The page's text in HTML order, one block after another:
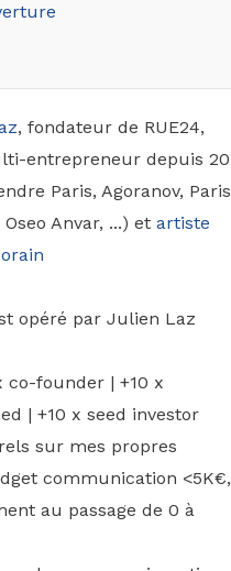
, fondateur de RUE24,
entrepreneur depuis 20
Paris, Agoranov, Paris
Anvar, ...) et artiste
opéré par Julien Laz
co-founder | +10 x
| +10 x seed investor
sur mes propres
communication <5K€,
au passage de 0 à